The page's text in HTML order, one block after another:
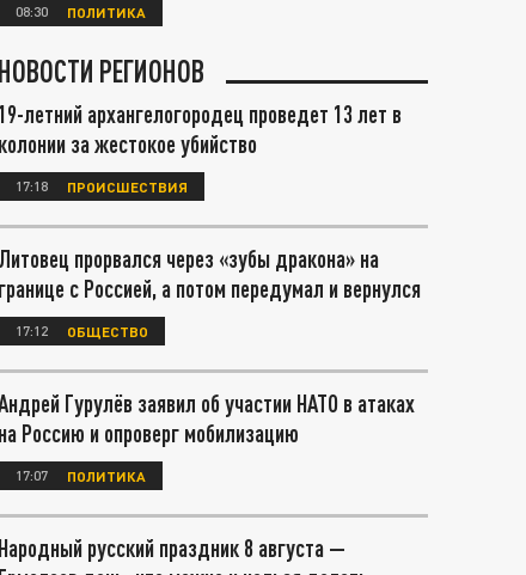
08:30 ПОЛИТИКА
НОВОСТИ РЕГИОНОВ
19-летний архангелогородец проведет 13 лет в
колонии за жестокое убийство
17:18 ПРОИСШЕСТВИЯ
Литовец прорвался через «зубы дракона» на
границе с Россией, а потом передумал и вернулся
17:12 ОБЩЕСТВО
Гурулёв заявил об участии НАТО в атаках
на Россию и опроверг мобилизацию
17:07 ПОЛИТИКА
Народный русский праздник 8 августа —